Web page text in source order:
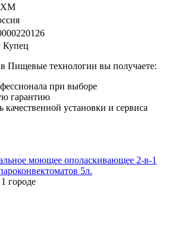
Купец
Пищевые технологии вы получаете:
при выборе
гарантию
качественной установки и сервиса
моющее ополаскивающее 2-в-1
5л.
городе